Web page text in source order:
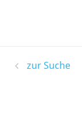
zur Suche